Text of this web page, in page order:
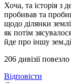
Хоча, та історія з
пробивав та
щодо ділянки
як потім
йде про іншу
206 дивізії
Відповіcти